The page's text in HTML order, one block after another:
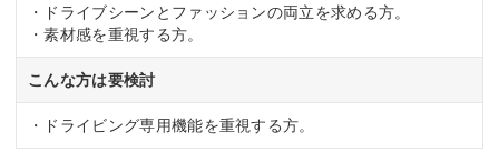
・ドライブシーンとファッションの両立を求める方。
・素材感を重視する方。
こんな方は要検討
・ドライビング専用機能を重視する方。